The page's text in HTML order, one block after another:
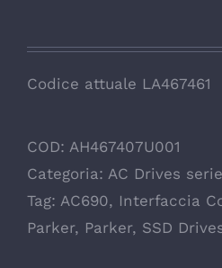
Codice attuale LA467461
COD: AH467407U001
Categoria: AC Drives
Tag: AC690, Interfaccia
Parker, Parker, SSD